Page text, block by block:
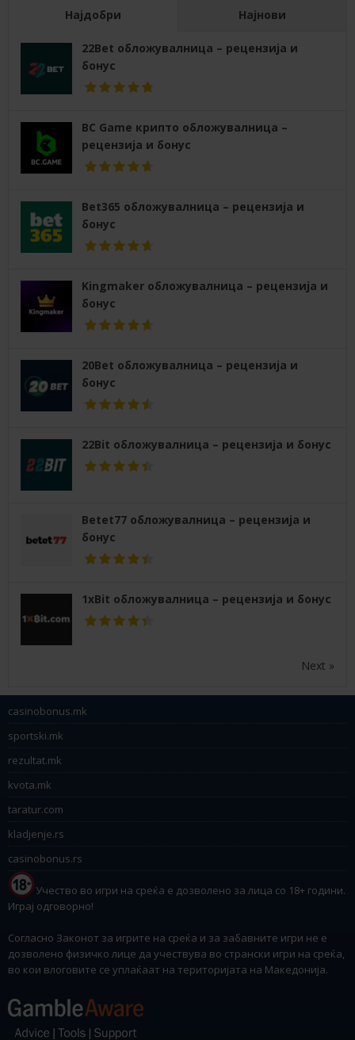
Најдобри Најнови
22Bet обложувалница – рецензија и
бонус
BC Game крипто обложувалница –
рецензија и бонус
Bet365 обложувалница – рецензија и
бонус
Kingmaker обложувалница – рецензија и
бонус
20Bet обложувалница – рецензија и
бонус
22Bit обложувалница – рецензија и бонус
Betet77 обложувалница – рецензија и
бонус
1xBit обложувалница – рецензија и бонус
Next »
casinobonus.mk
sportski.mk
rezultat.mk
kvota.mk
taratur.com
kladjenje.rs
casinobonus.rs
Учество во игри на среќа е дозволено за лица со 18+ години.
Играј одговорно!
Согласно Законот за игрите на среќа и за забавните игри не е
дозволено физичко лице да учествува во странски игри на среќа,
во кои влоговите се уплаќаат на територијата на Македонија.